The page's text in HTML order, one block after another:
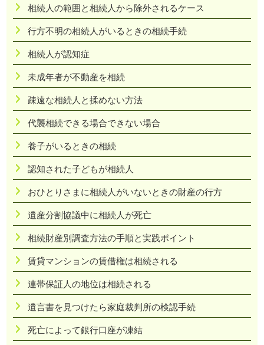
相続人の範囲と相続人から除外されるケース
行方不明の相続人がいるときの相続手続
相続人が認知症
未成年者が不動産を相続
疎遠な相続人と揉めない方法
代襲相続できる場合できない場合
養子がいるときの相続
認知された子どもが相続人
おひとりさまに相続人がいないときの財産の行方
遺産分割協議中に相続人が死亡
相続財産別調査方法の手順と実践ポイント
賃貸マンションの賃借権は相続される
連帯保証人の地位は相続される
遺言書を見つけたら家庭裁判所の検認手続
死亡によって銀行口座が凍結